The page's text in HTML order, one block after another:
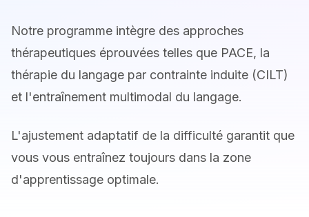
Notre programme intègre des approches
thérapeutiques éprouvées telles que PACE, la
thérapie du langage par contrainte induite (CILT)
et l'entraînement multimodal du langage.
L'ajustement adaptatif de la difficulté garantit que
vous vous entraînez toujours dans la zone
d'apprentissage optimale.